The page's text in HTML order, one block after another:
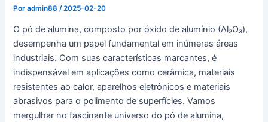
Poradmin88 /2025-02-20
O pó de alumina, composto por óxido de alumínio (Al₂O₃),
desempenha um papel fundamental em inúmeras áreas
industriais. Com suas características marcantes, é
indispensável em aplicações como cerâmica, materiais
resistentes ao calor, aparelhos eletrônicos e materiais
abrasivos para o polimento de superfícies. Vamos
mergulhar no fascinante universo do pó de alumina,